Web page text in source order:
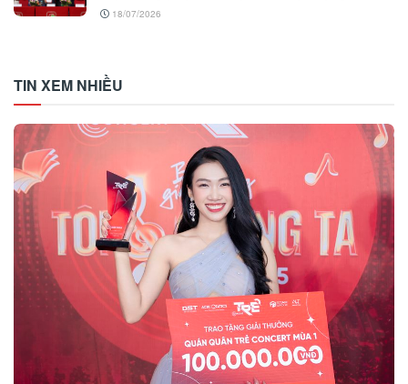
18/07/2026
TIN XEM NHIỀU